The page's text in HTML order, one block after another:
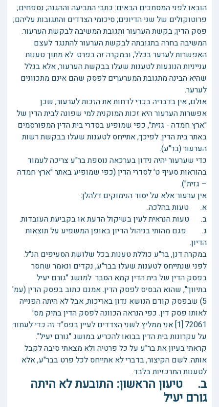
הובאו לפני המסמכים הבאים: כתבי התביעה וההגנה; נספחים;
פרוטוקולים של שני הדיונים; סיכומי הצדדים והתגובות עליהם;
פסק הדין; בקשת הערעור ותגובת המשיבה לבקשת הערעור.
המשיבה בחרה בתגובתה לבקשת הערעור להתנגד לעצם
האפשרות לערער בכלל, ובמקרה זה בפרט. לא מתוך טענות
ענייניות הנוגעות לטענות שעלו בבקשת הערעור, אלא בגלל
שהיא הבינה מתגובת המערערים לפסק שהם אינם מתכוונים
לערער.
אולם, אין בדבריה בכדי לדחות את הזכות לערעור, שכן
אפשרות הערעור היא זכות המוקנית למי שפונה לבית הדין של
"ארץ חמדה - גזית", כפי שמופיע בסדרי בית הדין המפורסמים
באתר בית הדין. לפיכך, אתייחס לטענות שעלו בבקשת רשות
הערעור (בר"ע).
כדי שערעור יהיה נידון בערכאה נוספת בר"ע צריכה לעמוד
בהוראות סעיף ט' לסדרי הדין (כפי שמופיע באתר "ארץ חמדה
– גזית").
אין ערעור אלא על יסוד הנימוקים דלהלן:
א. טעות בהלכה.
ב. טעות הנראית לעין בשיקול הדעת או בקביעת העובדות.
ג. פגם מהותי בניהול הדיון באופן המשפיע על תוצאות
הדיון.
במקרה דנן, בר"ע כוללת טענות בכל שלושת הסעיפים הנ"ל.
לפני שנתייחס לטענות שעלו בבר"ע, נקדים ונאמר שחסר
בפסק הדין של בית הדין קמא הסבר למושג "גורם יעיל
בתיווך", שהוא הבסיס לפסק הדין. אמנם כתוב בפסק הדין (עמ'
5) שבפסק קודם הנושא נדון באריכות, אבל לא היתה הפנייה
לאותו פסק דין. כפי הנראה הכוונה לפסק הדין בתיק מס'
72061.[1] אני ממליץ לשני הצדדים לעיין בפס"ד זה כדי לעמוד
על עקרונות בית הדין בבואו להכריע במושג "גורם יעיל".
קראתי בעיון את בר"ע על כל פרטיה ולא מצאתי סיבה לקבל
אותה. לשם הקיצור, בדברי לא אתייחס לכל פרט בבר"ע, אלא
לטענות המרכזיות בלבד.
ב. טיעון הראשון: התובעת לא היתה
גורם יעיל